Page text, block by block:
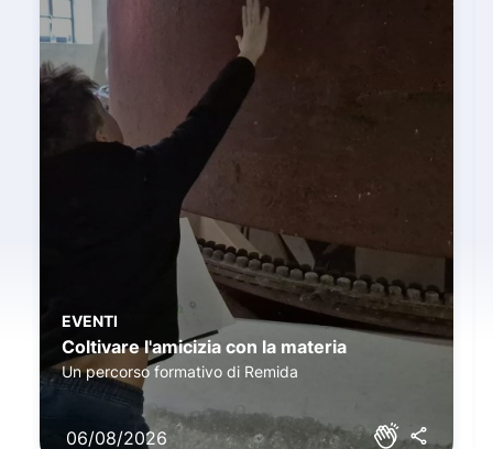
EVENTI
Coltivare l'amicizia con la materia
Un percorso formativo di Remida
06/08/2026